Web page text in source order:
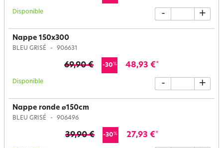
Disponible - +
Nappe 150x300
BLEU GRISÉ 906631
69,90 € -30% 48,93 €*
Disponible - +
Nappe ronde ø150cm
BLEU GRISÉ 906496
39,90 € -30% 27,93 €*